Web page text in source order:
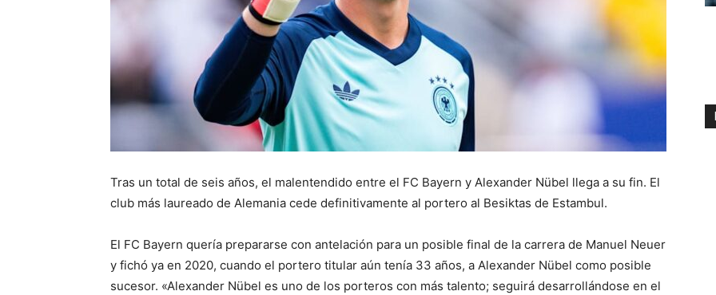
Tras un total de seis años, el malentendido entre el FC Bayern y Alexander Nübel llega a su fin. El
club más laureado de Alemania cede definitivamente al portero al Besiktas de Estambul.
El FC Bayern quería prepararse con antelación para un posible final de la carrera de Manuel Neuer
y fichó ya en 2020, cuando el portero titular aún tenía 33 años, a Alexander Nübel como posible
sucesor. «Alexander Nübel es uno de los porteros con más talento; seguirá desarrollándose en el